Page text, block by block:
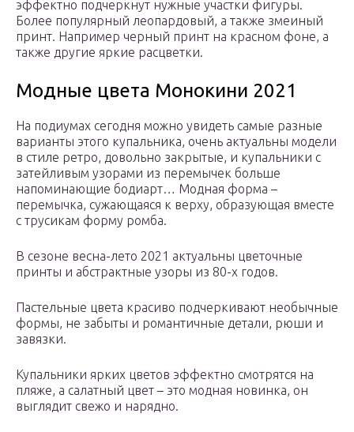
эффектно подчеркнут нужные участки фигуры.
Более популярный леопардовый, а также змеиный
принт. Например черный принт на красном фоне, а
также другие яркие расцветки.
Модные цвета Монокини 2021
На подиумах сегодня можно увидеть самые разные
варианты этого купальника, очень актуальны модели
в стиле ретро, довольно закрытые, и купальники с
затейливым узорами из перемычек больше
напоминающие бодиарт… Модная форма –
перемычка, сужающаяся к верху, образующая вместе
с трусикам форму ромба.
В сезоне весна-лето 2021 актуальны цветочные
принты и абстрактные узоры из 80-х годов.
Пастельные цвета красиво подчеркивают необычные
формы, не забыты и романтичные детали, рюши и
завязки.
Купальники ярких цветов эффектно смотрятся на
пляже, а салатный цвет – это модная новинка, он
выглядит свежо и нарядно.